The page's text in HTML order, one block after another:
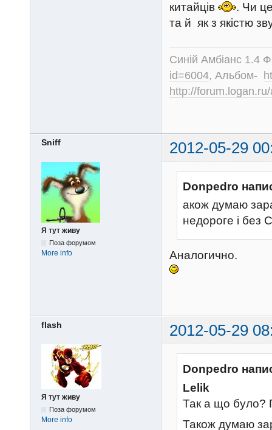
китайців
. Чи
та й як з якістю
Синій Амбіанс 1.4
id=6004, Альбом-
http://
Sniff 2012-05-29
Я тут живу
Поза форумом
More info
Donpedro
акож думаю
недороге і без
Аналогично.
flash 2012-05-29
Я тут живу
Поза форумом
More info
Donpedro
Lelik
Так а що було?
Також думаю